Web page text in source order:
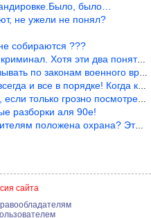
было…
не ужели не понял?
собираются ???
Хотя эти два понятия начин
по законам военного времени, а
и все в порядке! Когда касается
только грозно посмотреть в их с
разборки аля 90е!
положена охрана? Это его зада
сайта